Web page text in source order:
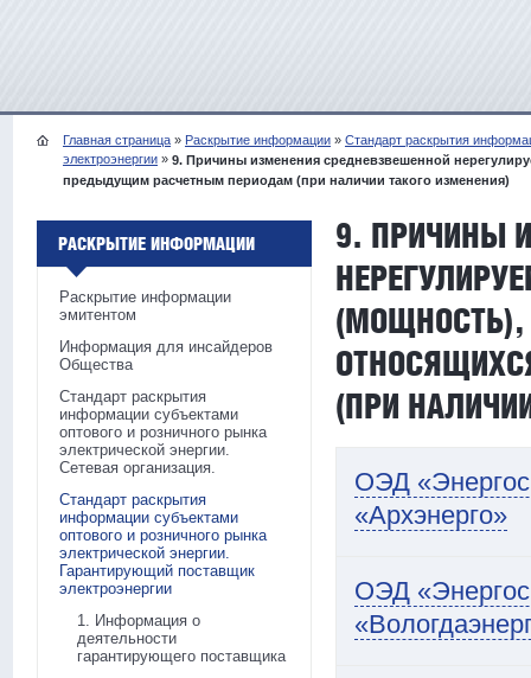
Главная страница » Раскрытие информации » Стандарт раскрытия
электроэнергии » 9. Причины изменения средневзвешенной
предыдущим расчетным периодам (при наличии такого изменения)
РАСКРЫТИЕ ИНФОРМАЦИИ
Раскрытие информации
эмитентом
Информация для инсайдеров
Общества
Стандарт раскрытия
информации субъектами
оптового и розничного рынка
электрической энергии.
Сетевая организация.
Стандарт раскрытия
информации субъектами
оптового и розничного рынка
электрической энергии.
Гарантирующий поставщик
электроэнергии
1. Информация о
деятельности
гарантирующего поставщика
9. ПРИЧИНЫ
(ПРИ
ОЭД
«Архэнерго»
ОЭД